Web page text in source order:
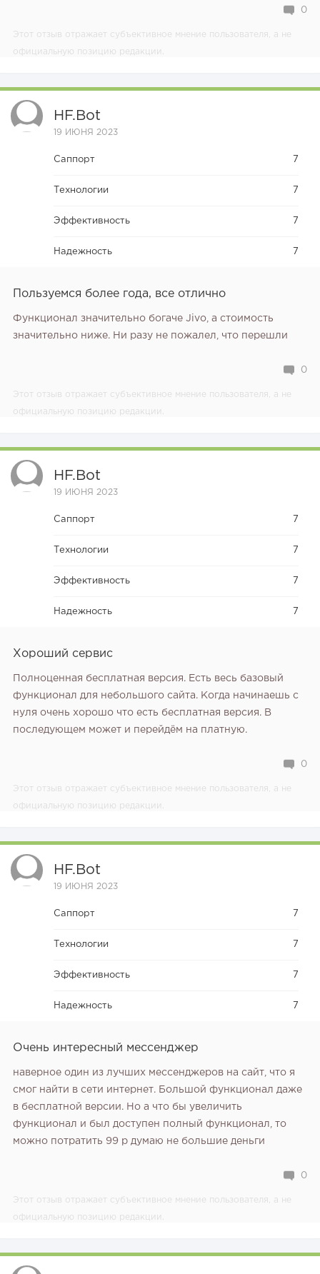
0
Этот отзыв отражает субъективное мнение пользователя, а не
официальную позицию редакции.
HF.bot
19 ИЮНЯ 2023
Саппорт 7
Технологии 7
Эффективность 7
Надежность 7
Пользуемся более года, все отлично
Функционал значительно богаче Jivo, а стоимость
значительно ниже. Ни разу не пожалел, что перешли
0
Этот отзыв отражает субъективное мнение пользователя, а не
официальную позицию редакции.
HF.bot
19 ИЮНЯ 2023
Саппорт 7
Технологии 7
Эффективность 7
Надежность 7
Хороший сервис
Полноценная бесплатная версия. Есть весь базовый
функционал для небольшого сайта. Когда начинаешь с
нуля очень хорошо что есть бесплатная версия. В
последующем может и перейдём на платную.
0
Этот отзыв отражает субъективное мнение пользователя, а не
официальную позицию редакции.
HF.bot
19 ИЮНЯ 2023
Саппорт 7
Технологии 7
Эффективность 7
Надежность 7
Очень интересный мессенджер
наверное один из лучших мессенджеров на сайт, что я
смог найти в сети интернет. Большой функционал даже
в бесплатной версии. Но а что бы увеличить
функционал и был доступен полный функционал, то
можно потратить 99 р думаю не большие деньги
0
Этот отзыв отражает субъективное мнение пользователя, а не
официальную позицию редакции.